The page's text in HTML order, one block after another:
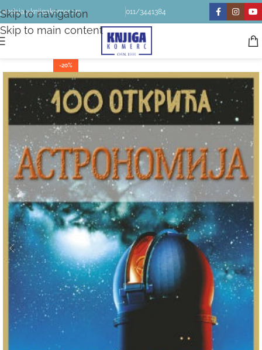
Skip to navigation
Skip to main content
prodaja@knjigakomerc.rs 011/3441384
-20%